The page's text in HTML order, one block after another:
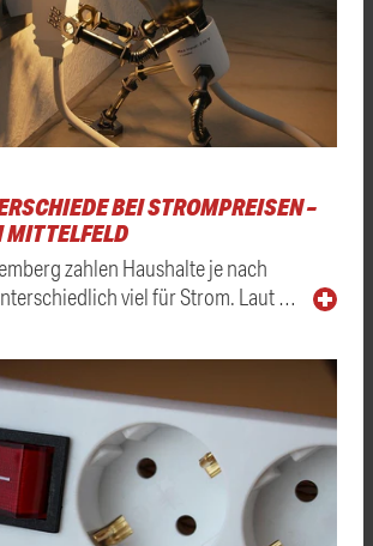
BEI STROMPREISEN – U
zahlen Haushalte je nach
viel für Strom. Laut …